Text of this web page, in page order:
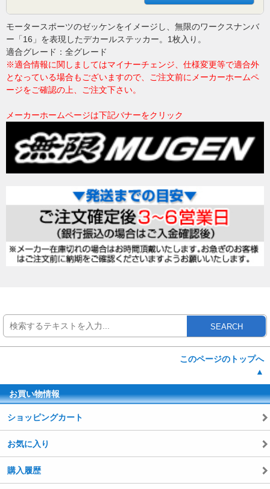
モータースポーツのゼッケンをイメージし、無限のワークスナンバ
ー「16」を表現したデカールステッカー。1枚入り。
適合グレード：全グレード
※適合情報に関しましてはマイナーチェンジ、仕様変更等で適合外
となっている場合もございますので、ご注文前にメーカーホームペ
ージをご確認の上、ご注文下さい。
メーカーホームページは下記バナーをクリック
SEARCH
このページのトップへ
▲
お買い物情報
ショッピングカート
お気に入り
購入履歴